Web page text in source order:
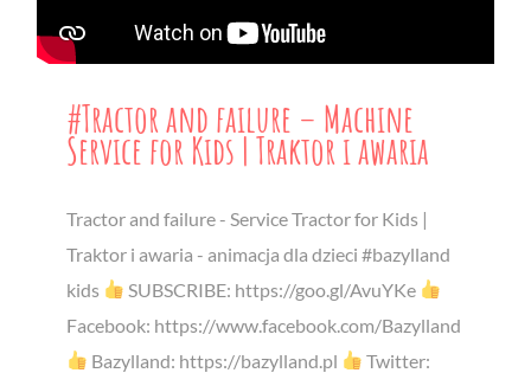
#Tractor and failure – Machine
Service for Kids | Traktor i awaria
Tractor and failure - Service Tractor for Kids |
Traktor i awaria - animacja dla dzieci #bazylland
kids
SUBSCRIBE: https://goo.gl/AvuYKe
Facebook: https://www.facebook.com/Bazylland
Bazylland: https://bazylland.pl
Twitter: